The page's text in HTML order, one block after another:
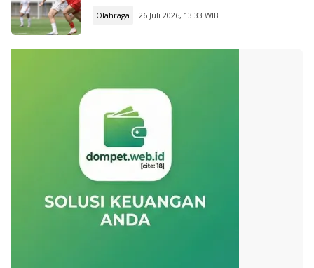
Olahraga 26 Juli 2026, 13:33 WIB